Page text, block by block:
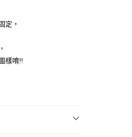
定，
樣唷!!